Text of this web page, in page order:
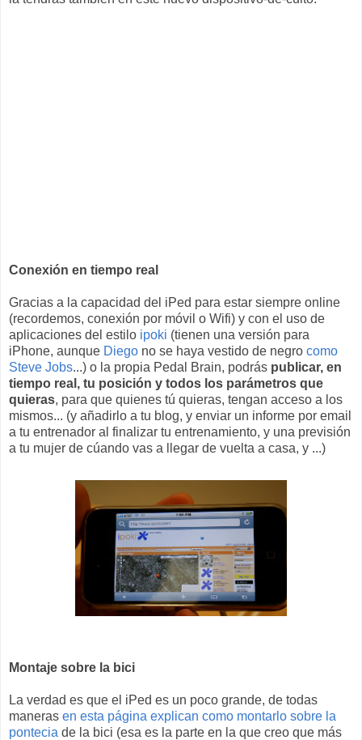
Conexión en tiempo real
Gracias a la capacidad del iPed para estar siempre online
(recordemos, conexión por móvil o Wifi) y con el uso de
aplicaciones del estilo ipoki (tienen una versión para
iPhone, aunque Diego no se haya vestido de negro como
Steve Jobs...) o la propia Pedal Brain, podrás publicar, en
tiempo real, tu posición y todos los parámetros que
quieras, para que quienes tú quieras, tengan acceso a los
mismos... (y añadirlo a tu blog, y enviar un informe por email
a tu entrenador al finalizar tu entrenamiento, y una previsión
a tu mujer de cúando vas a llegar de vuelta a casa, y ...)
Montaje sobre la bici
La verdad es que el iPed es un poco grande, de todas
maneras en esta página explican como montarlo sobre la
pontecia de la bici (esa es la parte en la que creo que más